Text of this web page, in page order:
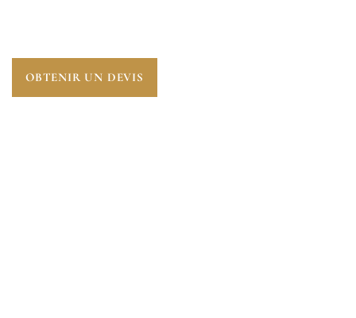
OBTENIR UN DEVIS